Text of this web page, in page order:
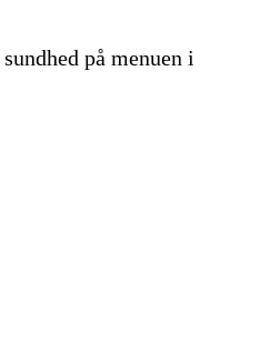
på menuen i